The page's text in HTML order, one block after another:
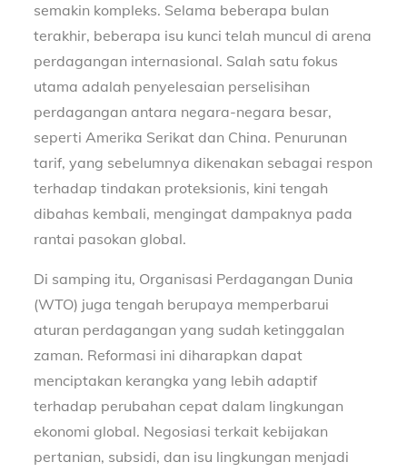
semakin kompleks. Selama beberapa bulan
terakhir, beberapa isu kunci telah muncul di arena
perdagangan internasional. Salah satu fokus
utama adalah penyelesaian perselisihan
perdagangan antara negara-negara besar,
seperti Amerika Serikat dan China. Penurunan
tarif, yang sebelumnya dikenakan sebagai respon
terhadap tindakan proteksionis, kini tengah
dibahas kembali, mengingat dampaknya pada
rantai pasokan global.
Di samping itu, Organisasi Perdagangan Dunia
(WTO) juga tengah berupaya memperbarui
aturan perdagangan yang sudah ketinggalan
zaman. Reformasi ini diharapkan dapat
menciptakan kerangka yang lebih adaptif
terhadap perubahan cepat dalam lingkungan
ekonomi global. Negosiasi terkait kebijakan
pertanian, subsidi, dan isu lingkungan menjadi